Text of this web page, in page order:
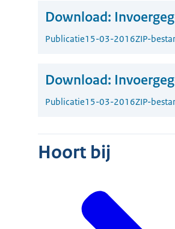
Download:
Publicatie15-03-2016ZIP-
Download:
Publicatie15-03-2016ZIP-
Hoort bij